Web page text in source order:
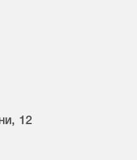
12